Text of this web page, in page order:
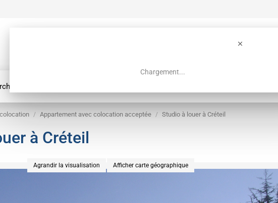
Chargement...
par géolocalisation
Appartement avec colocation acceptée Studio à louer à Créteil
à Créteil
Agrandir la visualisation Afficher carte géographique